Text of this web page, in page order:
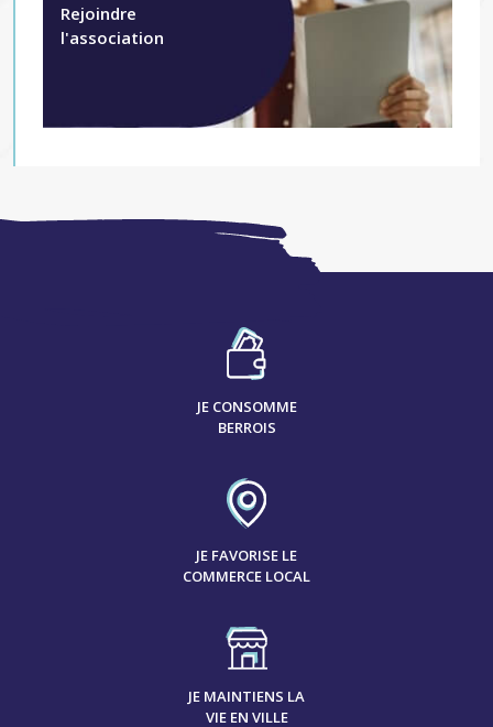
Rejoindre
l'association
JE CONSOMME
BERROIS
JE FAVORISE LE
COMMERCE LOCAL
JE MAINTIENS LA
VIE EN VILLE